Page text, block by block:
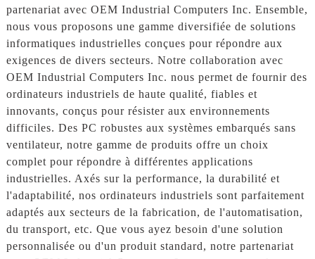
partenariat avec OEM Industrial Computers Inc. Ensemble,
nous vous proposons une gamme diversifiée de solutions
informatiques industrielles conçues pour répondre aux
exigences de divers secteurs. Notre collaboration avec
OEM Industrial Computers Inc. nous permet de fournir des
ordinateurs industriels de haute qualité, fiables et
innovants, conçus pour résister aux environnements
difficiles. Des PC robustes aux systèmes embarqués sans
ventilateur, notre gamme de produits offre un choix
complet pour répondre à différentes applications
industrielles. Axés sur la performance, la durabilité et
l'adaptabilité, nos ordinateurs industriels sont parfaitement
adaptés aux secteurs de la fabrication, de l'automatisation,
du transport, etc. Que vous ayez besoin d'une solution
personnalisée ou d'un produit standard, notre partenariat